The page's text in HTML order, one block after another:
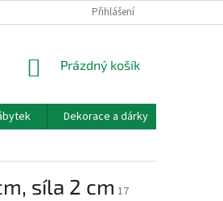
KONTAKT, OTEVÍRACÍ DOBA
Přihlášení
NÁKUPNÍ
Prázdný košík
Dekorace a dárky
síla 2 cm 17